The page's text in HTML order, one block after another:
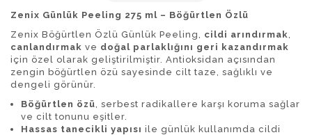
Zenix Günlük Peeling 275 ml – Böğürtlen Özlü
Zenix Böğürtlen Özlü Günlük Peeling, cildi arındırmak,
canlandırmak ve doğal parlaklığını geri kazandırmak
için özel olarak geliştirilmiştir. Antioksidan açısından
zengin böğürtlen özü sayesinde cilt taze, sağlıklı ve
dengeli görünür.
Böğürtlen özü, serbest radikallere karşı koruma sağlar
ve cilt tonunu eşitler.
Hassas tanecikli yapısı ile günlük kullanımda cildi